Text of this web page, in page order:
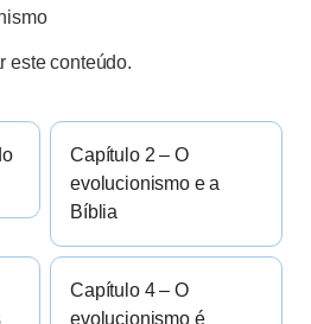
este conteúdo.
Capítulo 2 – O
evolucionismo e a
Bíblia
Capítulo 4 – O
evolucionismo é